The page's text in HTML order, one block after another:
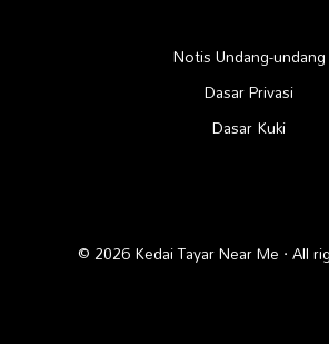
Notis Undang-undang
Dasar Privasi
Dasar Kuki
© 2026 Kedai Tayar Near Me · All